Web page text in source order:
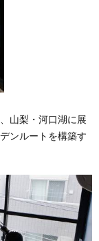
山梨・河口湖に展
ンルートを構築す